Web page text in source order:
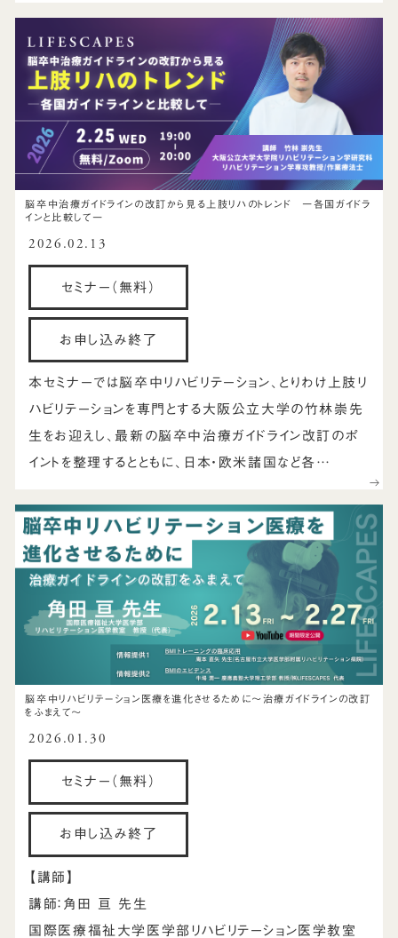
脳卒中治療ガイドラインの改訂から見る上肢リハのトレンド 一各国ガイドラ
インと比較して一
2026.02.13
セミナー（無料）
お申し込み終了
本セミナーでは脳卒中リハビリテーション、とりわけ上肢リ
ハビリテーションを専門とする大阪公立大学の竹林崇先
生をお迎えし、最新の脳卒中治療ガイドライン改訂のポ
イントを整理するとともに、日本・欧米諸国など各…
脳卒中リハビリテーション医療を進化させるために～治療ガイドラインの改訂
をふまえて～
2026.01.30
セミナー（無料）
お申し込み終了
【講師】
講師：角田 亘 先生
国際医療福祉大学医学部リハビリテーション医学教室